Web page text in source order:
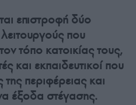
επιστροφή δύο
που
τόπο κατοικίας τους,
και εκπαιδευτικοί που
περιφέρειας και
έξοδα στέγασης.